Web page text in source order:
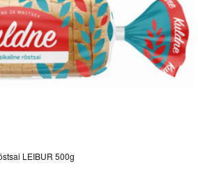
LEIBUR 500g